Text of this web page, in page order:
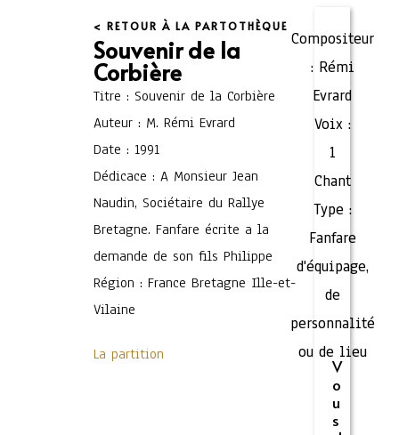
< RETOUR À LA PARTOTHÈQUE
Souvenir de la
Corbière
Titre : Souvenir de la Corbière
Auteur : M. Rémi Evrard
Date : 1991
Dédicace : A Monsieur Jean
Naudin, Sociétaire du Rallye
Bretagne. Fanfare écrite a la
demande de son fils Philippe
Région : France Bretagne Ille-et-
Vilaine
La partition
Compositeur
: Rémi
Evrard
Voix :
1
Chant
Type :
Fanfare
d'équipage,
de
personnalité
ou de lieu
V
o
u
s